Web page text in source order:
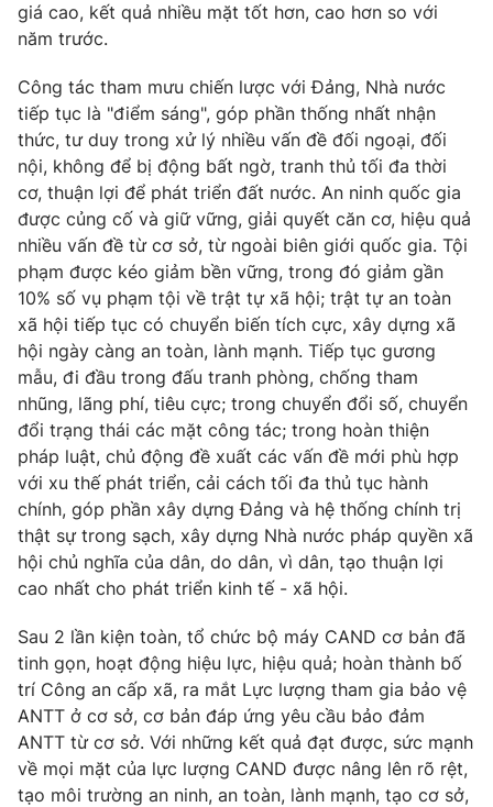
VTV Money VTV Thể thao
VTV Sức khoẻ Bất động sản
Thị trường 24h Tấm lòng Việt
VTV4 Vươn mình bằng AI
VTV9 VTV8
Liên hệ tòa soạn English
THỜI BÁO VTV
Theo dõi báo trên
Cơ quan chủ quản: Đài Truyền hình Việt Nam
Cơ quan báo chí:Thời báo VTV
Giấy phép hoạt động báo in và báo điện tử số 483/GP-BTTTT
cấp ngày 29/12/2023
Tổng Biên tập:Vũ Thanh Thủy
Phó Tổng Biên tập:Nguyễn Thị Mỹ Hạnh, Phạm Quốc Thắng,
Nguyễn Trọng Ninh
giá cao, kết quả nhiều mặt tốt hơn, cao hơn so với
năm trước.
Công tác tham mưu chiến lược với Đảng, Nhà nước
tiếp tục là "điểm sáng", góp phần thống nhất nhận
thức, tư duy trong xử lý nhiều vấn đề đối ngoại, đối
nội, không để bị động bất ngờ, tranh thủ tối đa thời
cơ, thuận lợi để phát triển đất nước. An ninh quốc gia
được củng cố và giữ vững, giải quyết căn cơ, hiệu quả
nhiều vấn đề từ cơ sở, từ ngoài biên giới quốc gia. Tội
phạm được kéo giảm bền vững, trong đó giảm gần
10% số vụ phạm tội về trật tự xã hội; trật tự an toàn
xã hội tiếp tục có chuyển biến tích cực, xây dựng xã
hội ngày càng an toàn, lành mạnh. Tiếp tục gương
mẫu, đi đầu trong đấu tranh phòng, chống tham
nhũng, lãng phí, tiêu cực; trong chuyển đổi số, chuyển
đổi trạng thái các mặt công tác; trong hoàn thiện
pháp luật, chủ động đề xuất các vấn đề mới phù hợp
với xu thế phát triển, cải cách tối đa thủ tục hành
chính, góp phần xây dựng Đảng và hệ thống chính trị
thật sự trong sạch, xây dựng Nhà nước pháp quyền xã
hội chủ nghĩa của dân, do dân, vì dân, tạo thuận lợi
cao nhất cho phát triển kinh tế - xã hội.
Sau 2 lần kiện toàn, tổ chức bộ máy CAND cơ bản đã
tinh gọn, hoạt động hiệu lực, hiệu quả; hoàn thành bố
trí Công an cấp xã, ra mắt Lực lượng tham gia bảo vệ
ANTT ở cơ sở, cơ bản đáp ứng yêu cầu bảo đảm
ANTT từ cơ sở. Với những kết quả đạt được, sức mạnh
về mọi mặt của lực lượng CAND được nâng lên rõ rệt,
tạo môi trường an ninh, an toàn, lành mạnh, tạo cơ sở,